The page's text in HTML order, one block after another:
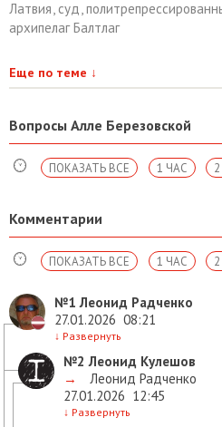
Латвия, суд,
архипелаг Балтлаг
Еще по теме ↓
Вопросы Алле Березовской
1 ЧАС
ПОКАЗАТЬ ВСЕ
Комментарии
1 ЧАС
ПОКАЗАТЬ ВСЕ
№1 Леонид Радченко
27.01.2026 08:21
↓ Развернуть
№2 Леонид Кулешов
→
Леонид Радченко
27.01.2026 12:45
↓ Развернуть